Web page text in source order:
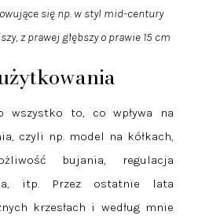
się np. w styl mid-century
z prawej głębszy o prawie 15 cm
wszystko to, co wpływa na
czyli np. model na kółkach,
bujania, regulacja
itp. Przez ostatnie lata
krzesłach i według mnie